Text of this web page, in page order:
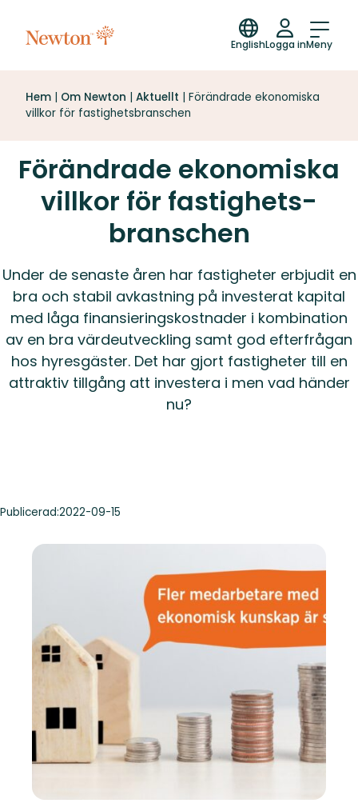
EnglishLogga inMeny
Hem | Om Newton | Aktuellt | Förändrade ekonomiska
villkor för fastighetsbranschen
Förändrade ekonomiska
villkor för fastighets­
branschen
Under de senaste åren har fastigheter erbjudit en
bra och stabil avkastning på investerat kapital
med låga finansieringskostnader i kombination
av en bra värdeutveckling samt god efterfrågan
hos hyresgäster. Det har gjort fastigheter till en
attraktiv tillgång att investera i men vad händer
nu?
Publicerad:2022-09-15